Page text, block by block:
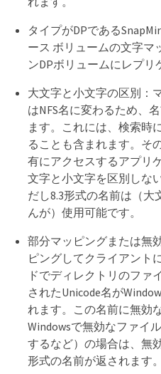
タイプがDPである
ース ボリュームの文字マ
ンDPボリュームにレプリ
大文字と小文字の区別：
はNFS名に変わるため、
ます。これには、検索時
ることも含まれます。そ
有にアクセスするアプリ
文字と小文字を区別しな
だし8.3形式の名前は（
んが）使用可能です。
部分マッピングまたは無
ピングしてクライアント
ドでディレクトリのファ
されたUnicode名が
れます。この名前に無効
Windowsで無効なファイ
するなど）の場合は、無
形式の名前が返されます。